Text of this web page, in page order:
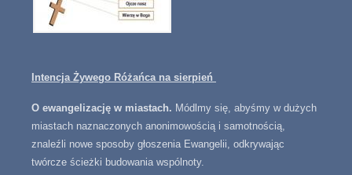
Intencja Żywego Różańca na sierpień
O ewangelizację w miastach. Módlmy się, abyśmy w dużych
miastach naznaczonych anonimowością i samotnością,
znaleźli nowe sposoby głoszenia Ewangelii, odkrywając
twórcze ścieżki budowania wspólnoty.